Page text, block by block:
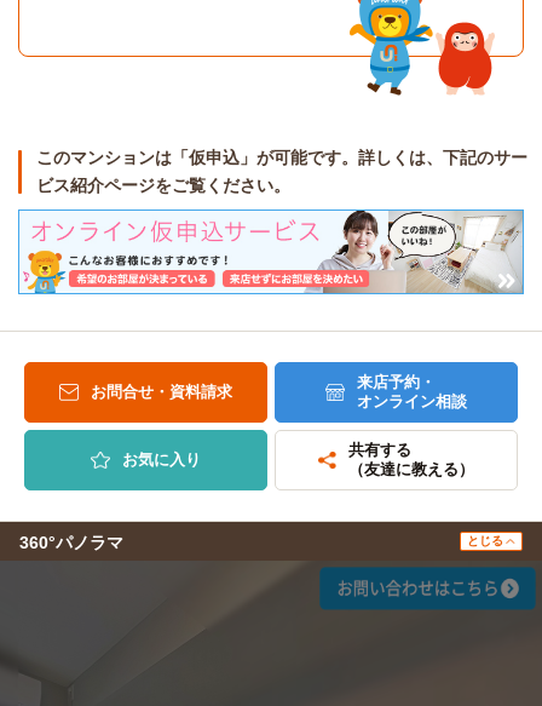
このマンションは「仮申込」が可能です。詳しくは、下記のサー
ビス紹介ページをご覧ください。
お問合せ・資料請求
来店予約・
オンライン相談
お気に入り
共有する
（友達に教える）
360°パノラマ とじる